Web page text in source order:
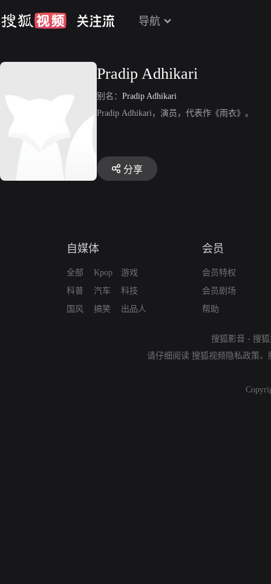
导航
Pradip Adhikari
别名： Pradip Adhikari
Pradip Adhikari，演员，代表作《雨衣》。
分享
自媒体
全部
科普
国风
Kpop
汽车
搞笑
游戏
科技
出品人
会员
会员特权
会员剧场
帮助
搜狐影音 - 搜
请仔细阅读 搜狐视频隐私政策、